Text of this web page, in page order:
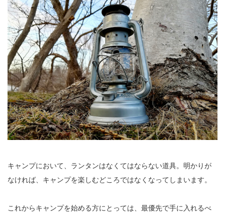
キャンプにおいて、ランタンはなくてはならない道具。明かりが
なければ、キャンプを楽しむどころではなくなってしまいます。
これからキャンプを始める方にとっては、最優先で手に入れるべ